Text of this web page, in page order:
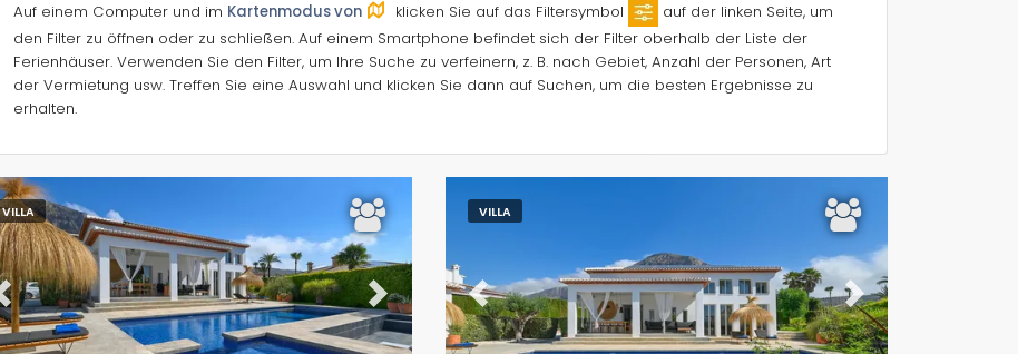
Auf einem Computer und im Kartenmodus von klicken Sie auf das Filtersymbol
auf der linken Seite, um
den Filter zu öffnen oder zu schließen. Auf einem Smartphone befindet sich der Filter oberhalb der Liste der
Ferienhäuser. Verwenden Sie den Filter, um Ihre Suche zu verfeinern, z. B. nach Gebiet, Anzahl der Personen, Art
der Vermietung usw. Treffen Sie eine Auswahl und klicken Sie dann auf Suchen, um die besten Ergebnisse zu
erhalten.
VILLA
Previous Next
VILLA
Previous Next